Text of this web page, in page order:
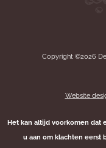
Copyright ©2026
Website
Het kan altijd voorkomen dat
u aan om klachten eerst